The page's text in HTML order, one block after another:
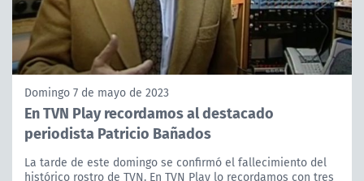
Domingo 7 de mayo de 2023
En TVN Play recordamos al destacado
periodista Patricio Bañados
La tarde de este domingo se confirmó el fallecimiento del
histórico rostro de TVN. En TVN Play lo recordamos con tres